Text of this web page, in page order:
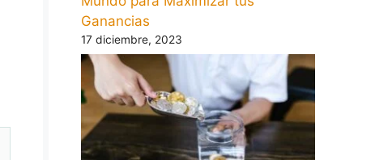
Ganancias
17 diciembre, 2023